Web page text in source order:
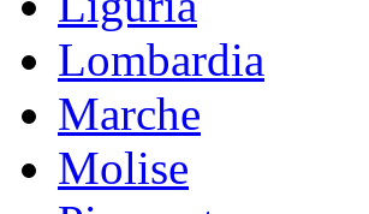
Lombardia
Marche
Molise